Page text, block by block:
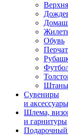
Обувь
Сувениры
и аксессуары
Шлема,
и гарнитуры
Подарочный